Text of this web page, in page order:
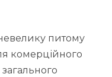
питому
комерційного